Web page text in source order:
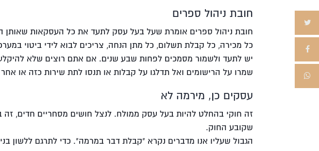
חובת ניהול ספרים
חובת ניהול ספרים אומרת שעל בעל עסק לתעד את כל העסקאות שאותן
כל מכירה, כל קבלת תשלום, כל מתן הנחה, צריכים לבוא לידי ביטוי
יש לתעד ולשמור מסמכים לפחות שבע שנים. אם אתם רוצים שלא
שמרו על הרישומים ואל תדלגו על קבלות או תנסו לתת שירות כזה או אחר
עסקים כן, מירמה לא
זה חוקי בהחלט להיות בעל עסק ממולח. לנצל חושים מסחריים חדים, זה
שקובע החוק.
הגבול שעליו אנו מדברים נקרא "קבלת דבר במרמה". כדי לתרגם ללשון